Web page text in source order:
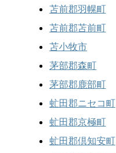
苫前郡羽幌町
苫前郡苫前町
苫小牧市
茅部郡森町
茅部郡鹿部町
虻田郡ニセコ町
虻田郡京極町
虻田郡倶知安町